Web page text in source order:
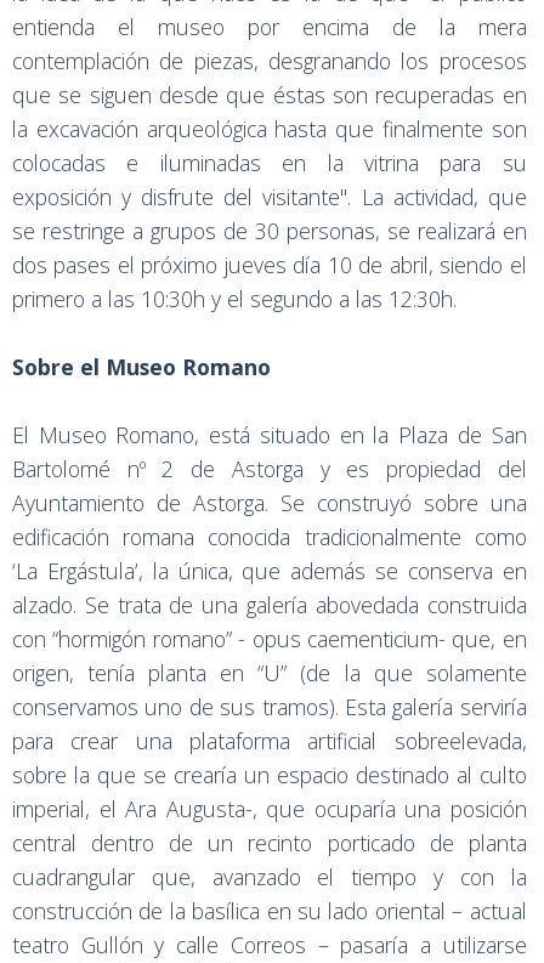
entienda el museo por encima de la mera
contemplación de piezas, desgranando los procesos
que se siguen desde que éstas son recuperadas en
la excavación arqueológica hasta que finalmente son
colocadas e iluminadas en la vitrina para su
exposición y disfrute del visitante". La actividad, que
se restringe a grupos de 30 personas, se realizará en
dos pases el próximo jueves día 10 de abril, siendo el
primero a las 10:30h y el segundo a las 12:30h.
Sobre el Museo Romano
El Museo Romano, está situado en la Plaza de San
Bartolomé nº 2 de Astorga y es propiedad del
Ayuntamiento de Astorga. Se construyó sobre una
edificación romana conocida tradicionalmente como
‘La Ergástula’, la única, que además se conserva en
alzado. Se trata de una galería abovedada construida
con “hormigón romano” - opus caementicium- que, en
origen, tenía planta en “U” (de la que solamente
conservamos uno de sus tramos). Esta galería serviría
para crear una plataforma artificial sobreelevada,
sobre la que se crearía un espacio destinado al culto
imperial, el Ara Augusta-, que ocuparía una posición
central dentro de un recinto porticado de planta
cuadrangular que, avanzado el tiempo y con la
construcción de la basílica en su lado oriental – actual
teatro Gullón y calle Correos – pasaría a utilizarse